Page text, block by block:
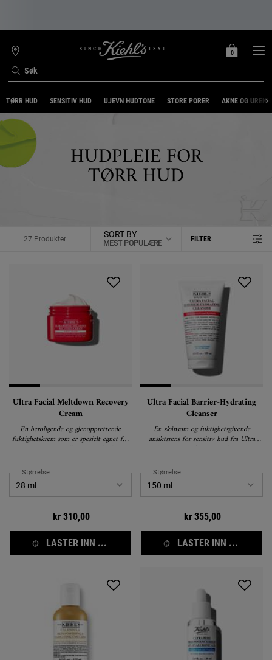
Søk
FINN
BUTIKK
MIN
0
0 PRODUKT
TØRR HUD SENSITIV HUD UJEVN HUDTONE STORE PORER AKNE OG
HUDPLEIE FOR
TØRR HUD
27 Produkter SORT BY FILTER
FILTERMENY
Ultra Facial Meltdown Recovery
Cream
En beroligende og gjenopprettende
fuktighetskrem som er spesielt egnet for
Størrelse
kr 310,00
LASTER INN ...
Ultra Facial Barrier-Hydrating
Cleanser
En skånsom og fuktighetsgivende
ansiktsrens for sensitiv hud fra Ultra
Størrelse
kr 355,00
LASTER INN ...